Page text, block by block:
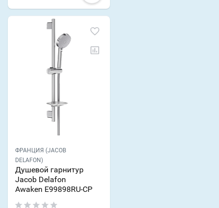
ФРАНЦИЯ (JACOB
DELAFON)
Душевой гарнитур
Jacob Delafon
Awaken E99898RU-CP